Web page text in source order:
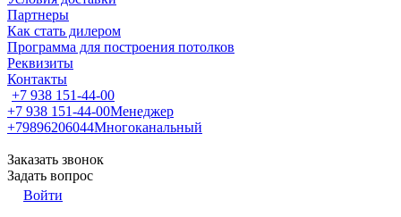
Партнеры
Как стать дилером
Программа для построения потолков
Реквизиты
Контакты
+7 938 151-44-00
+7 938 151-44-00Менеджер
+79896206044Многоканальный
Заказать звонок
Задать вопрос
Войти